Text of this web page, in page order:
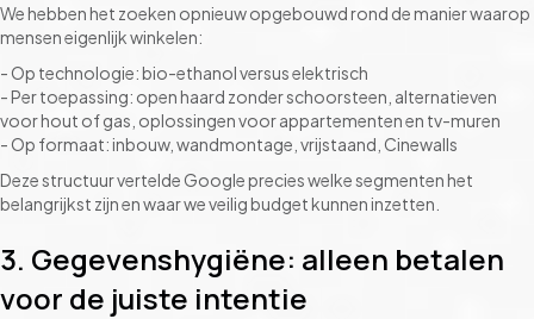
We hebben het zoeken opnieuw opgebouwd rond de manier waarop
mensen eigenlijk winkelen:
- Op technologie: bio-ethanol versus elektrisch
- Per toepassing: open haard zonder schoorsteen, alternatieven
voor hout of gas, oplossingen voor appartementen en tv-muren
- Op formaat: inbouw, wandmontage, vrijstaand, Cinewalls
Deze structuur vertelde Google precies welke segmenten het
belangrijkst zijn en waar we veilig budget kunnen inzetten.
3. Gegevenshygiëne: alleen betalen
voor de juiste intentie